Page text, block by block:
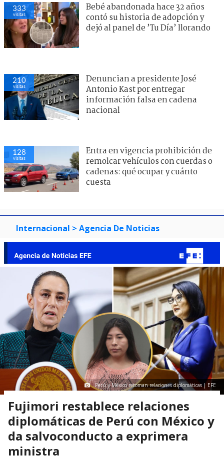
333
visitas
Bebé abandonada hace 32 años
contó su historia de adopción y
dejó al panel de ’Tu Día’ llorando
210
visitas
Denuncian a presidente José
Antonio Kast por entregar
información falsa en cadena
nacional
128
visitas
Entra en vigencia prohibición de
remolcar vehículos con cuerdas o
cadenas: qué ocupar y cuánto
cuesta
Internacional > Agencia De Noticias
Perú y México retoman relaciones diplomáticas | EFE
Fujimori restablece relaciones
diplomáticas de Perú con México y
da salvoconducto a exprimera
ministra